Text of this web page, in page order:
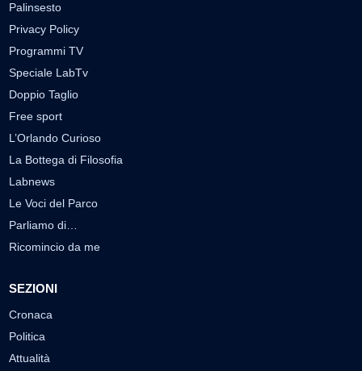
Palinsesto
Privacy Policy
Programmi TV
Speciale LabTv
Doppio Taglio
Free sport
L’Orlando Curioso
La Bottega di Filosofia
Labnews
Le Voci del Parco
Parliamo di…
Ricomincio da me
SEZIONI
Cronaca
Politica
Attualità